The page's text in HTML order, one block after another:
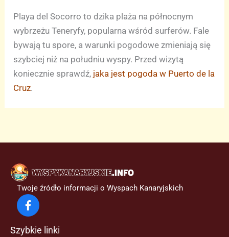
Playa del Socorro to dzika plaża na północnym
wybrzeżu Teneryfy, popularna wśród surferów. Fale
bywają tu spore, a warunki pogodowe zmieniają się
szybciej niż na południu wyspy. Przed wizytą
koniecznie sprawdź, jaka jest pogoda w Puerto de la
Cruz.
Twoje źródło informacji o Wyspach Kanaryjskich
Szybkie linki